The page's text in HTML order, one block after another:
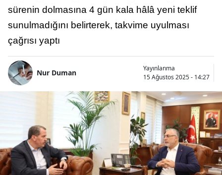
sürenin dolmasına 4 gün kala hâlâ yeni teklif
sunulmadığını belirterek, takvime uyulması
çağrısı yaptı
Nur Duman
Yayınlanma
15 Ağustos 2025 - 14:27